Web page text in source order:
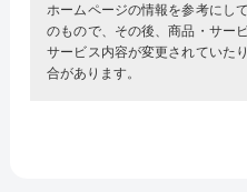
ホームページの情報を参考にし
のもので、その後、商品・サー
サービス内容が変更されていた
合があります。